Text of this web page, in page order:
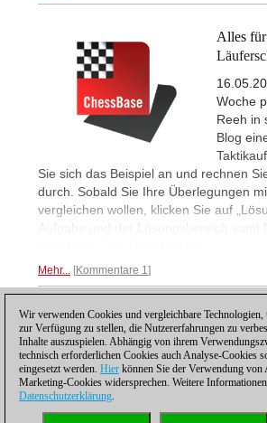
Alles
Woche
Reeh in
Blog
Sie sich das Beispiel an und rechnen
durch. Sobald Sie Ihre Überlegungen
vergleichen wollen, klicken Sie auf
Aufgabe und der Lösungsbereich samt
Mehr... Kommentare 1
1
Wir verwenden Cookies und vergleichbare
zur Verfügung zu stellen, die Nutzererfahrungen zu
Inhalte auszuspielen. Abhängig von ihrem
technisch erforderlichen Cookies auch Analyse-Cookies
eingesetzt werden. Hier können Sie der Verwendung von
Marketing-Cookies widersprechen. Weitere
Datenschutzerklärung.